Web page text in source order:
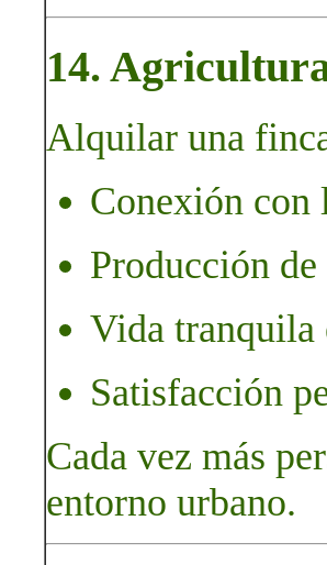
14.
Alquilar una
Conexión con
Producción
Vida tranquila
Satisfacción
Cada vez más
entorno urbano.